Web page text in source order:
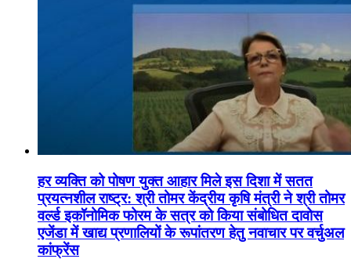
हर व्यक्ति को पोषण युक्त आहार मिले इस दिशा में सतत
प्रयत्नशील राष्ट्र: श्री तोमर केंद्रीय कृषि मंत्री ने श्री तोमर
वर्ल्ड इकॉनोमिक फोरम के सत्र को किया संबोधित दावोस
एजेंडा में खाद्य प्रणालियों के रूपांतरण हेतु नवाचार पर वर्चुअल
कांफ्रेंस